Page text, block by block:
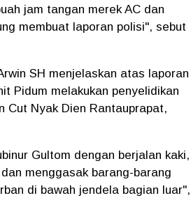
jam tangan merek AC dan
membuat laporan polisi", sebut
SH menjelaskan atas laporan
Pidum melakukan penyelidikan
Cut Nyak Dien Rantauprapat,
Gultom dengan berjalan kaki,
menggasak barang-barang
di bawah jendela bagian luar",